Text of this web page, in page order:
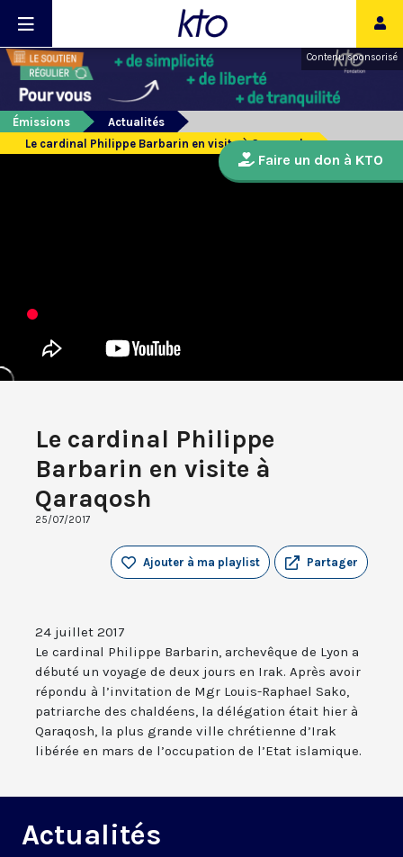
Contenu sponsorisé
Émissions
Actualités
Le cardinal Philippe Barbarin en visite à Qaraqosh
Le cardinal Philippe
Barbarin en visite à
Qaraqosh
25/07/2017
Partager
Ajouter à ma playlist
24 juillet 2017
Le cardinal Philippe Barbarin, archevêque de Lyon a
débuté un voyage de deux jours en Irak. Après avoir
répondu à l’invitation de Mgr Louis-Raphael Sako,
patriarche des chaldéens, la délégation était hier à
Qaraqosh, la plus grande ville chrétienne d’Irak
libérée en mars de l’occupation de l’Etat islamique.
Actualités
Faire un don à KTO